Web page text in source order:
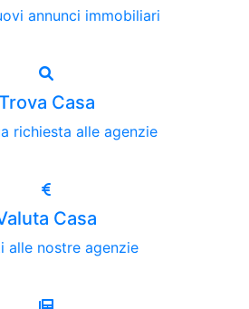
annunci immobiliari
Casa
richiesta alle agenzie
Casa
alle nostre agenzie